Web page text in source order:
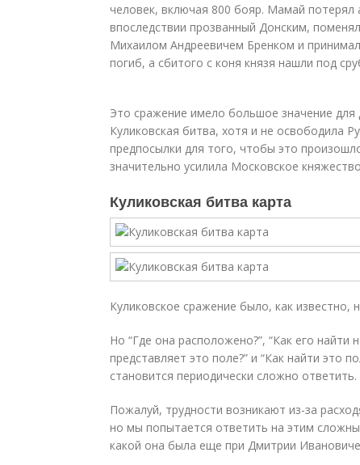
человек, включая 800 бояр. Мамай
впоследствии прозванный Донским,
Михаилом Андреевичем Бренком и
погиб, а сбитого с коня князя нашли под
Это сражение имело большое значение для
Куликовская битва, хотя и не освободила
предпосылки для того, чтобы это
значительно усилила Московское
Куликовская битва карта
Куликовское сражение было, как известно,
Но “Где она расположено?”, “Как его найти
представляет это поле?” и “Как найти это
становится периодически сложно ответить.
Пожалуй, трудности возникают из-за
но мы попытается ответить на этим
какой она была еще при Дмитрии